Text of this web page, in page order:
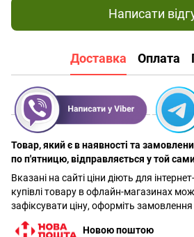
Написати
Доставка Оплата
Товар, який є в наявності та
по п'ятницю, відправляється у той
Вказані на сайті ціни діють для
купівлі товару в офлайн-магазинах
зафіксувати ціну, оформіть
Новою поштою